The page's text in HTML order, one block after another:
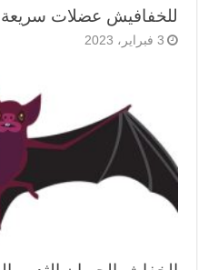
للخفافيش عضلات سريعة
3 فبراير، 2023